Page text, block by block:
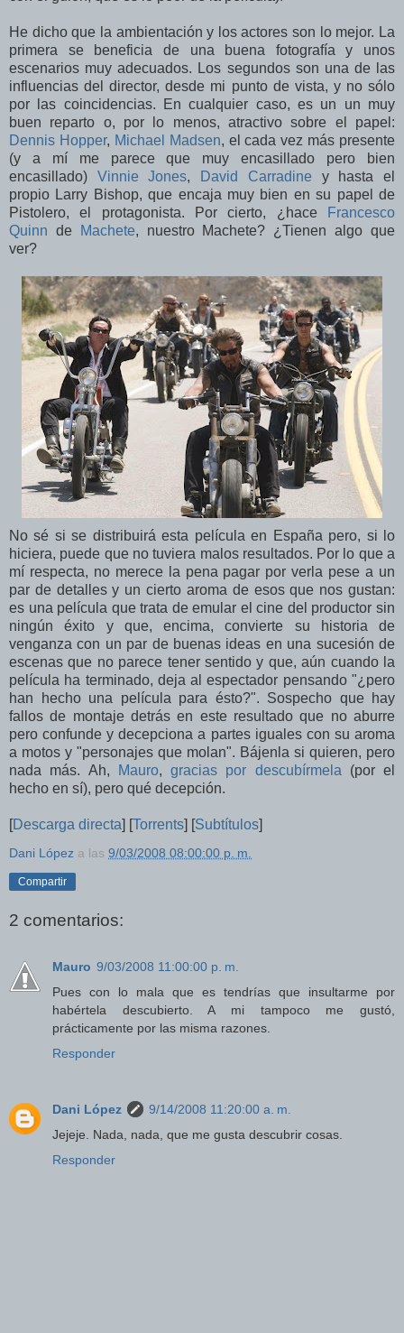
He dicho que la ambientación y los actores son lo mejor. La
primera se beneficia de una buena fotografía y unos
escenarios muy adecuados. Los segundos son una de las
influencias del director, desde mi punto de vista, y no sólo
por las coincidencias. En cualquier caso, es un un muy
buen reparto o, por lo menos, atractivo sobre el papel:
Dennis Hopper, Michael Madsen, el cada vez más presente
(y a mí me parece que muy encasillado pero bien
encasillado) Vinnie Jones, David Carradine y hasta el
propio Larry Bishop, que encaja muy bien en su papel de
Pistolero, el protagonista. Por cierto, ¿hace
Francesco
Quinn de Machete, nuestro Machete? ¿Tienen algo que
ver?
No sé si se distribuirá esta película en España pero, si lo
hiciera, puede que no tuviera malos resultados. Por lo que a
mí respecta, no merece la pena pagar por verla pese a un
par de detalles y un cierto aroma de esos que nos gustan:
es una película que trata de emular el cine del productor sin
ningún éxito y que, encima, convierte su historia de
venganza con un par de buenas ideas en una sucesión de
escenas que no parece tener sentido y que, aún cuando la
película ha terminado, deja al espectador pensando "¿pero
han hecho una película para ésto?". Sospecho que hay
fallos de montaje detrás en este resultado que no aburre
pero confunde y decepciona a partes iguales con su aroma
a motos y "personajes que molan". Bájenla si quieren, pero
nada más. Ah,
Mauro, gracias por descubírmela (por el
hecho en sí), pero qué decepción.
[Descarga directa] [Torrents] [Subtítulos]
Dani López a las 9/03/2008 08:00:00 p. m.
Compartir
2 comentarios:
Mauro 9/03/2008 11:00:00 p. m.
Pues con lo mala que es tendrías que insultarme por
habértela descubierto. A mi tampoco me gustó,
prácticamente por las misma razones.
Responder
Dani López
9/14/2008 11:20:00 a. m.
Jejeje. Nada, nada, que me gusta descubrir cosas.
Responder